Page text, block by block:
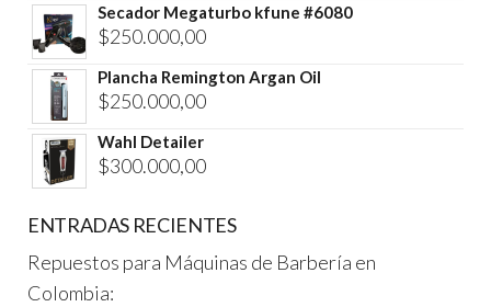
Secador Megaturbo kfune #6080
$250.000,00
Plancha Remington Argan Oil
$250.000,00
Wahl Detailer
$300.000,00
ENTRADAS RECIENTES
Repuestos para Máquinas de Barbería en
Colombia: